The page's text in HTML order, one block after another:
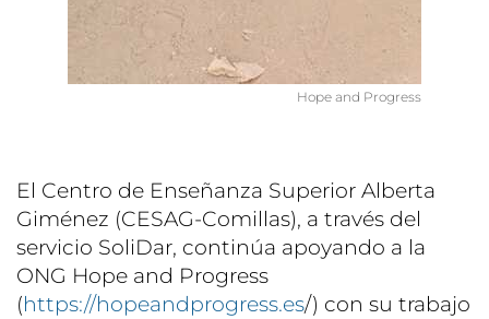
Hope and Progress
El Centro de Enseñanza Superior Alberta
Giménez (CESAG-Comillas), a través del
servicio SoliDar, continúa apoyando a la
ONG Hope and Progress
(https://hopeandprogress.es/) con su trabajo